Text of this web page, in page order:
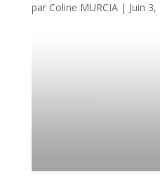
par Coline MURCIA| Juin